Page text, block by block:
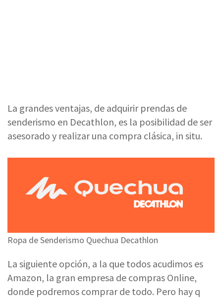
La grandes ventajas, de adquirir prendas de
senderismo en Decathlon, es la posibilidad de ser
asesorado y realizar una compra clásica, in situ.
Ropa de Senderismo Quechua Decathlon
La siguiente opción, a la que todos acudimos es
Amazon, la gran empresa de compras Online,
donde podremos comprar de todo. Pero hay q